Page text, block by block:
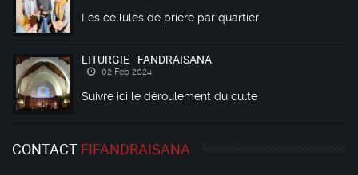
Les cellules de prière par quartier
LITURGIE - FANDRAISANA
02 Feb 2024
Suivre ici le déroulement du culte
CONTACT FIFANDRAISANA